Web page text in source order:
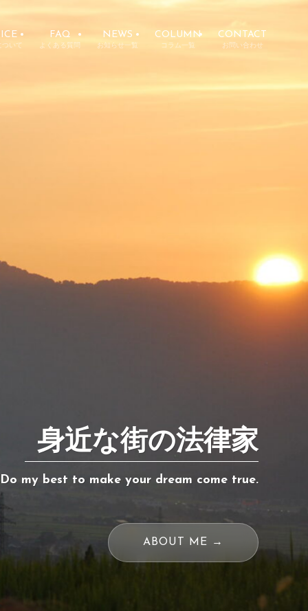
ついて
FAQ
よくある質問
NEWS
お知らせ一覧
COLUMN
コラム一覧
CONTACT
お問い合わせ
身近な街の法律家
Do my best to make your dream come true.
ABOUT ME →